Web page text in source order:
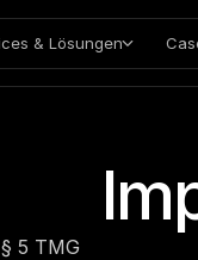
& Lösungen
5 TMG